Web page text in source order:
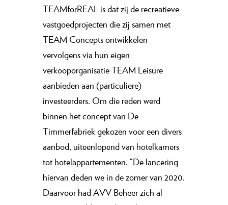
TEAMforREAL is dat zij de recreatieve
vastgoedprojecten die zij samen met
TEAM Concepts ontwikkelen
vervolgens via hun eigen
verkooporganisatie TEAM Leisure
aanbieden aan (particuliere)
investeerders. Om die reden werd
binnen het concept van De
Timmerfabriek gekozen voor een divers
aanbod, uiteenlopend van hotelkamers
tot hotelappartementen. “De lancering
hiervan deden we in de zomer van 2020.
Daarvoor had AVV Beheer zich al